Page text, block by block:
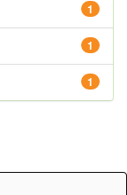
1
1
1